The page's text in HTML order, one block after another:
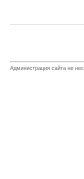
Администрация сайта не